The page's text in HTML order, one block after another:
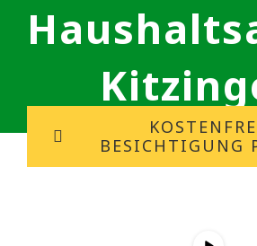
BESICHTIGUNG